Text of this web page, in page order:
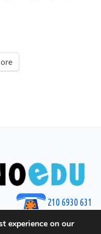
210 6930 631
experience on our